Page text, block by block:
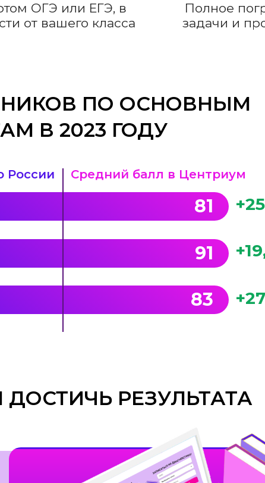
ОГЭ или ЕГЭ, в
от вашего класса
Полное
задачи и
81
91
83
России Средний балл в Центриум
ПО ОСНОВНЫМ
В 2023 ГОДУ
ДОСТИЧЬ РЕЗУЛЬТАТА